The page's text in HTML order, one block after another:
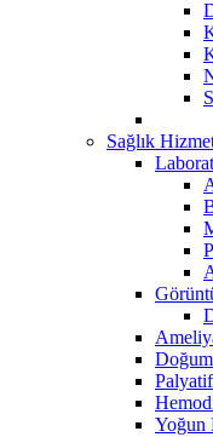
Sağlık
Yoğun